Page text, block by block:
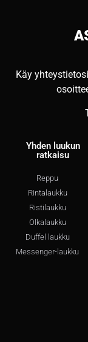
Käy
Yhden luukun
ratkaisu
Reppu
Rintalaukku
Ristilaukku
Olkalaukku
Duffel laukku
Messenger-laukku